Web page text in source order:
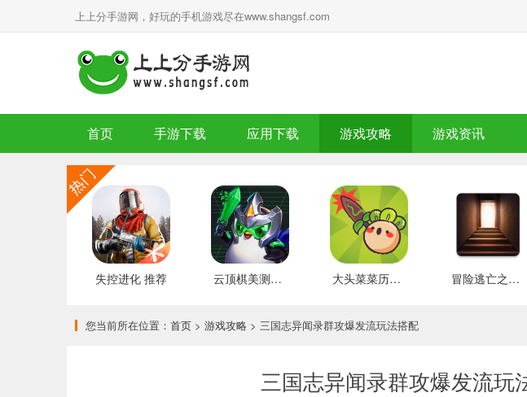
上上分手游网，好玩的手机游戏尽在www.shangsf.com
首页 手游下载 应用下载 游戏攻略 游戏资讯
失控进化 推荐 云顶棋美测服 最新版 大头菜菜历险记 好玩的 冒险逃亡之谜 推荐
您当前所在位置： 首页 > 游戏攻略 > 三国志异闻录群攻爆发流玩法搭配
三国志异闻录群攻爆发流玩